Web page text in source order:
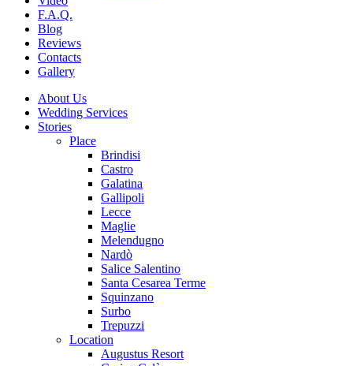
F.A.Q.
Blog
Reviews
Contacts
Gallery
About Us
Wedding Services
Stories
Place
Brindisi
Castro
Galatina
Gallipoli
Lecce
Maglie
Melendugno
Nardò
Salice Salentino
Santa Cesarea Terme
Squinzano
Surbo
Trepuzzi
Location
Augustus Resort